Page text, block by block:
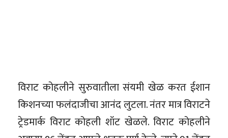
विराट कोहलीने सुरुवातीला संयमी खेळ करत ईशान
किशनच्या फलंदाजीचा आनंद लुटला. नंतर मात्र विराटने
ट्रेडमार्क विराट कोहली शॉट खेळले. विराट कोहलीने